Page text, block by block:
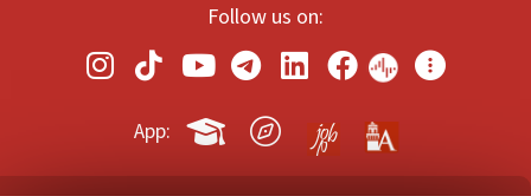
Follow us on:
App: